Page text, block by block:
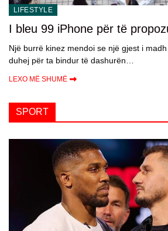
LIFESTYLE
I bleu 99 iPhone për të
jo.
Një burrë kinez mendoi se një gjest i
duhej për ta bindur të dashurën…
LEXO MË SHUMË
SPORT